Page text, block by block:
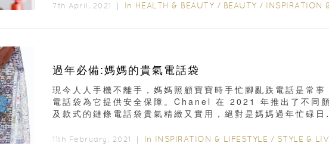
7th April, 2021 ｜ In HEALTH & BEAUTY / BEAUTY / INSPIRATION &
過年必備:媽媽的貴氣電話袋
現今人人手機不離手，媽媽照顧寶寶時手忙腳亂跌電話是常事
電話袋為它提供安全保障。Chanel 在 2021 年推出了不同
及款式的鏈條電話袋貴氣精緻又實用，絕對是媽媽過年忙碌日
11th February, 2021 ｜ In INSPIRATION & LIFESTYLE / STYLE &